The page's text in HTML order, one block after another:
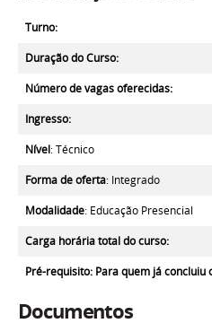
Turno:
Duração do Curso:
Número de vagas oferecidas:
Ingresso:
Nível: Técnico
Forma de oferta: Integrado
Modalidade: Educação Presencial
Carga horária total do curso:
Pré-requisito: Para quem já concluiu
Documentos